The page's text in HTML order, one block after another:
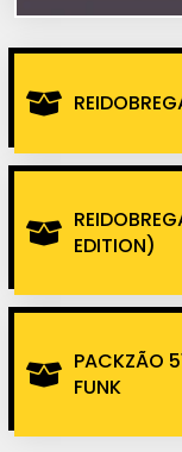
EDITION)
PACKZÃO
FUNK